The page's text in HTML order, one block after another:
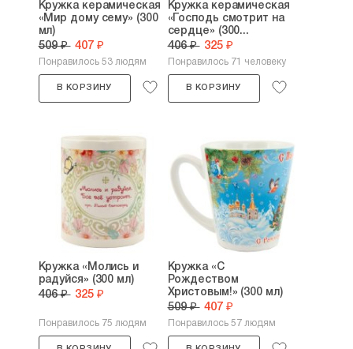
Кружка керамическая
«Мир дому сему» (300
мл)
509 ₽ 407 ₽
Понравилось 53 людям
В КОРЗИНУ
Кружка керамическая
«Господь смотрит на
сердце» (300...
406 ₽ 325 ₽
Понравилось 71 человеку
В КОРЗИНУ
Кружка «Молись и
радуйся» (300 мл)
406 ₽ 325 ₽
Понравилось 75 людям
Кружка «С
Рождеством
Христовым!» (300 мл)
509 ₽ 407 ₽
Понравилось 57 людям